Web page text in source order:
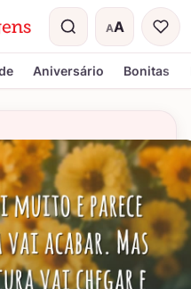
AA
Tamanho do
Aniversário Bonitas